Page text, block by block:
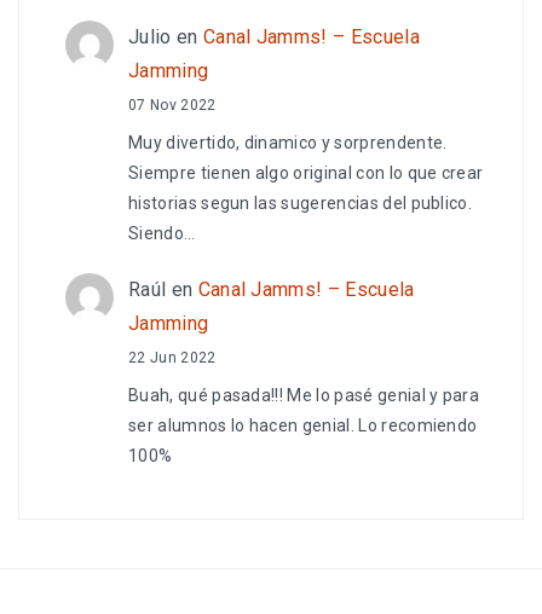
Julio en Canal Jamms! – Escuela
Jamming
07 Nov 2022
Muy divertido, dinamico y sorprendente.
Siempre tienen algo original con lo que crear
historias segun las sugerencias del publico.
Siendo…
Raúl en Canal Jamms! – Escuela
Jamming
22 Jun 2022
Buah, qué pasada!!! Me lo pasé genial y para
ser alumnos lo hacen genial. Lo recomiendo
100%